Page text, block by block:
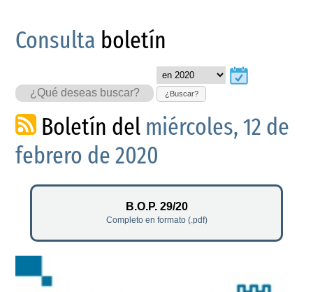
Consulta boletín
¿Buscar?
Boletín del miércoles, 12 de
febrero de 2020
B.O.P. 29/20
Completo en formato (.pdf)